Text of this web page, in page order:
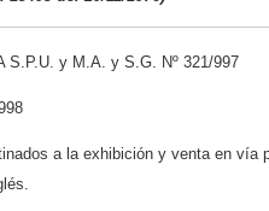
S.P.U. y M.A. y S.G. Nº 321/997
a la exhibición y venta en